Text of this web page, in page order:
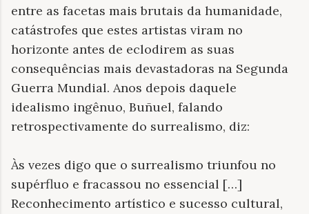
entre as facetas mais brutais da humanidade,
catástrofes que estes artistas viram no
horizonte antes de eclodirem as suas
consequências mais devastadoras na Segunda
Guerra Mundial. Anos depois daquele
idealismo ingênuo, Buñuel, falando
retrospectivamente do surrealismo, diz:
Às vezes digo que o surrealismo triunfou no
supérfluo e fracassou no essencial […]
Reconhecimento artístico e sucesso cultural,